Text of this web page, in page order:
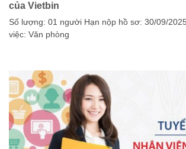
của Vietbin
Số lượng: 01 người Hạn nộp hồ sơ: 30/09/
việc: Văn phòng